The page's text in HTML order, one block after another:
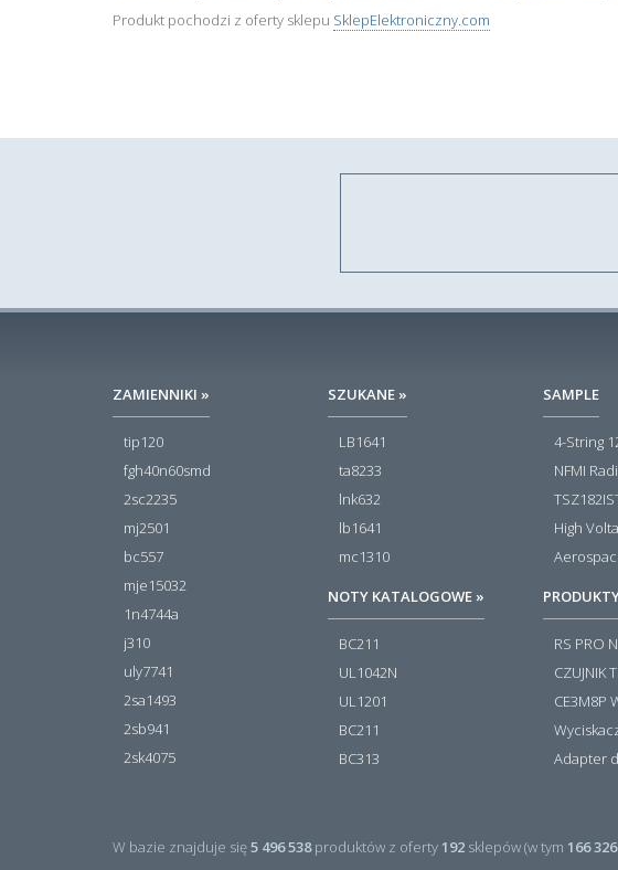
Produkt pochodzi z oferty sklepu SklepElektroniczny.com
ZAMIENNIKI »
tip120
fgh40n60smd
2sc2235
mj2501
bc557
mje15032
1n4744a
j310
uly7741
2sa1493
2sb941
2sk4075
SZUKANE »
LB1641
ta8233
lnk632
lb1641
mc1310
NOTY KATALOGOWE »
BC211
UL1042N
UL1201
BC211
BC313
SAMPLE
4-String
NFMI
High
CZUJNIK
W bazie znajduje się5 496 538produktów z oferty 192 sklepów (w tym 166 326